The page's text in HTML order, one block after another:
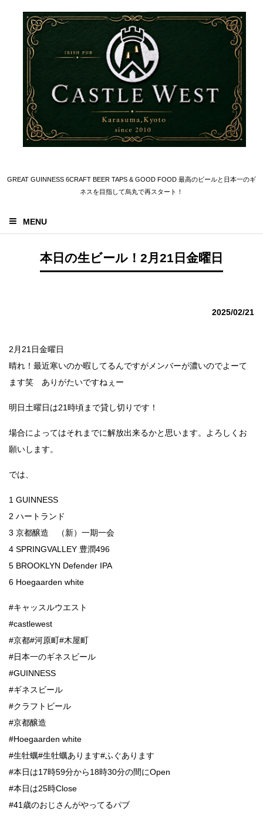
GREAT GUINNESS 6CRAFT BEER TAPS & GOOD FOOD 最高のビールと日本一のギ
ネスを目指して烏丸で再スタート！
MENU
本日の生ビール！2月21日金曜日
2025/02/21
2月21日金曜日
晴れ！最近寒いのか暇してるんですがメンバーが濃いのでよーて
ます笑 ありがたいですねぇー
明日土曜日は21時頃まで貸し切りです！
場合によってはそれまでに解放出来るかと思います。よろしくお
願いします。
では、
1 GUINNESS
2 ハートランド
3 京都醸造 （新）一期一会
4 SPRINGVALLEY 豊潤496
5 BROOKLYN Defender IPA
6 Hoegaarden white
#キャッスルウエスト
#castlewest
#京都#河原町#木屋町
#日本一のギネスビール
#GUINNESS
#ギネスビール
#クラフトビール
#京都醸造
#Hoegaarden white
#生牡蠣#生牡蠣あります#ふぐあります
#本日は17時59分から18時30分の間にOpen
#本日は25時Close
#41歳のおじさんがやってるパブ